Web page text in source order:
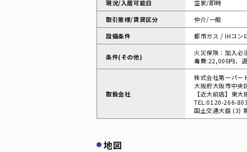
現況/入居可能日
空家/即時
取引態様/賃貸区分
仲介/一般
設備条件
都市ガス / IHコン
条件(その他)
火災保険：加入必
毒費:22,000円、
取扱会社
株式会社第一パー
大阪府大阪市中央
【近大前店】東
TEL:0120-266-803
国土交通大臣 (3)
地図